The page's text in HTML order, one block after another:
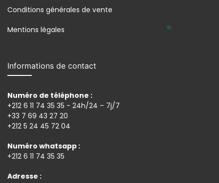
Conditions générales de vente
Mentions légales
Informations de contact
Numéro de téléphone :
+212 6 11 74 35 35 - 24h/24 – 7j/7
+33 7 69 43 27 20
+212 5 24 45 72 04
Numéro whatsapp :
+212 6 11 74 35 35
Adresse :